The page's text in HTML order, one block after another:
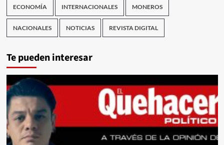
ECONOMÍA INTERNACIONALES MONEROS
NACIONALES NOTICIAS REVISTA DIGITAL
Te pueden interesar